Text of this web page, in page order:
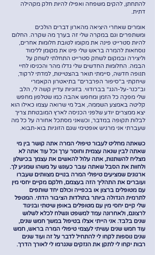
להתחתן, להקים משפחה ואפילו להיות חלק מקהילה
דתית.
אומרים שאחרי היציאה מהארון דברים הולכים
ומשתפרים וגם במקרה שלי זה בערך מה שקרה. החלום
להיות סטרייט פינה את מקומו לטובת חלומות אחרים,
נוסחאות להמרה בראש שלי פינו את מקומן ללימוד
וליצירה ובמקום לשחק סטרייט התחלתי לשחק על
הבמה. החלומות החדשים שלי גדלו מהר והכניסו לחיי
תנופה חדשה, סיימתי תואר בהצטיינות, למדתי לרקוד,
שיחקתי ב"סיפור הפרברים" בתיאטרון הקאמרי
וב"כנר-על-הגג" בברודווי. בזוגיות עדיין קשה לי, הלב
שלי מפכֶּה כל הזמן ומחפש אהבה כמו שטלפון מחפש
קליטה באמצע השממה, אבל מי שרואה עצמו כאילו הוא
יצא ממצרים יודע שלפני הכניסה לארץ המובטחת צריך
לבלות תקופה במדבר, וכשאני מסתכל אחורה על כל מה
שעברתי אני מרגיש אופטימי שגם הזוגיות בוא-תבוא.
כשאתה מחליט לעבור טיפולי המרה אתה קושר בין מי
שאתה לבין שנאה עצמית וחוסר ערך וכל עוד אתה לא
מצליח להשתנות, אתה עלול להאשים את עצמך בכישלון
ולחוות את הסבל שאתה עובר כעונש על משהו שמגיע לך.
ארגונים שמציעים טיפולי המרה בנויים מצוותים שעברו
ועוברים את התהליך הזה בעצמם, חלקם מקיים יחסי מין
עם מטופלים ברצון או בכפייה וכולם יחד שותפים
לתרמית הגדולה ביותר בתולדות הציבור הדתי. המטפל
שלי קיים יחסי מין עם מטופלים באופן שיטתי ובניגוד
לרצונם, ולאחרונה עמד למשפט ונשלח לכלא לשלוש
שנים בלבד. אני הייתי אצלו בטיפול במשך חמש שנים,
עוד חמש שנים עשיתי לעצמי טיפולי המרה בראש, חמש
שנים נוספות לקחו לי להתחיל לדבר על זה ועוד שנים
רבות יקחו לי לתקן את הנזקים שנגרמו לי לאורך הדרך.